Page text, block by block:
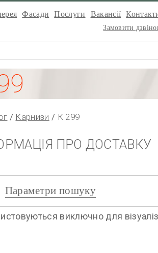
Фасади Послуги Вакансії
Замовити
Карнизи К 299
ПРО ДОСТАВКУ
Параметри пошуку
виключно для